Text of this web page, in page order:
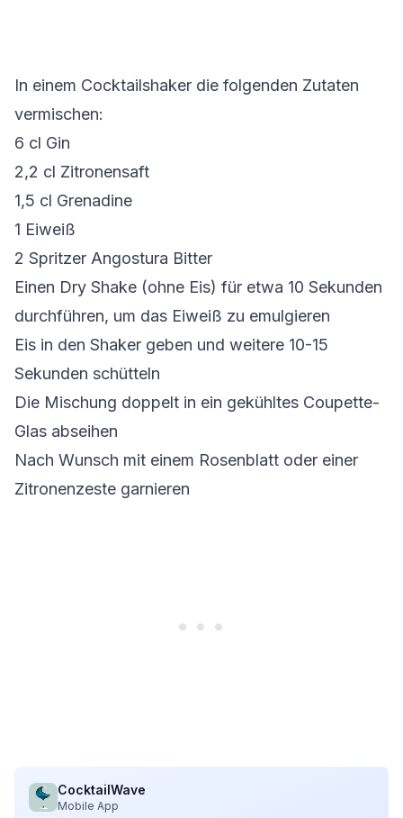
In einem Cocktailshaker die folgenden Zutaten
vermischen:
6 cl Gin
2,2 cl Zitronensaft
1,5 cl Grenadine
1 Eiweiß
2 Spritzer Angostura Bitter
Einen Dry Shake (ohne Eis) für etwa 10 Sekunden
durchführen, um das Eiweiß zu emulgieren
Eis in den Shaker geben und weitere 10-15
Sekunden schütteln
Die Mischung doppelt in ein gekühltes Coupette-
Glas abseihen
Nach Wunsch mit einem Rosenblatt oder einer
Zitronenzeste garnieren
CocktailWave
Mobile App